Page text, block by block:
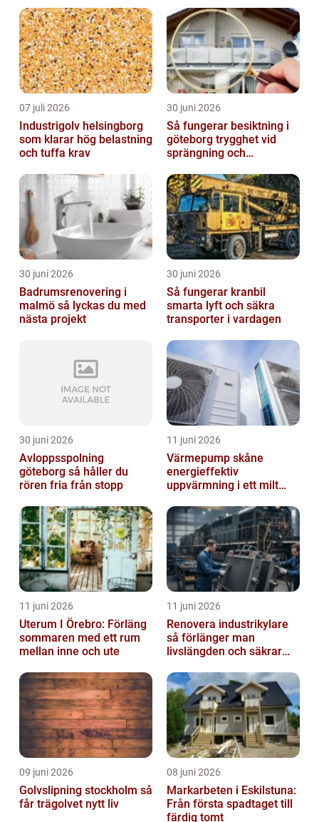
07 juli 2026
Industrigolv helsingborg
som klarar hög belastning
och tuffa krav
30 juni 2026
Så fungerar besiktning i
göteborg trygghet vid
sprängning och
30 juni 2026
Badrumsrenovering i
malmö så lyckas du med
nästa projekt
30 juni 2026
Så fungerar kranbil
smarta lyft och säkra
transporter i vardagen
30 juni 2026
Avloppsspolning
göteborg så håller du
rören fria från stopp
11 juni 2026
Värmepump skåne
energieffektiv
uppvärmning i ett milt
11 juni 2026
Uterum I Örebro: Förläng
sommaren med ett rum
mellan inne och ute
11 juni 2026
Renovera industrikylare
så förlänger man
livslängden och säkrar
09 juni 2026
Golvslipning stockholm så
får trägolvet nytt liv
08 juni 2026
Markarbeten i Eskilstuna:
Från första spadtaget till
färdig tomt